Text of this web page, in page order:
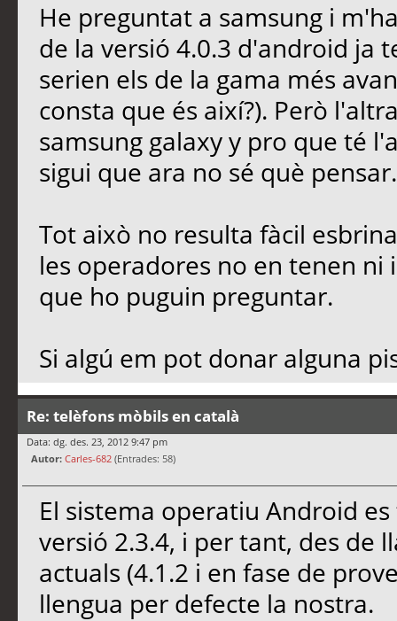
He preguntat a samsung i
de la versió 4.0.3 d'android ja
serien els de la gama més
consta que és així?). Però
samsung galaxy y pro que té
sigui que ara no sé què pensar.
Tot això no resulta fàcil
les operadores no en tenen
que ho puguin preguntar.
Si algú em pot donar alguna
Re: telèfons mòbils en català
Data: dg. des. 23, 2012 9:47 pm
Autor: Carles-682 (Entrades: 58)
El sistema operatiu Android
versió 2.3.4, i per tant, des de
actuals (4.1.2 i en fase de
llengua per defecte la nostra.